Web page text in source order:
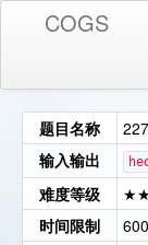
COGS
题目名称
输入输出
难度等级
时间限制